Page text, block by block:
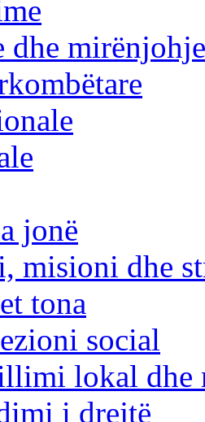
dhe mirënjohje
jonë
misioni dhe
tona
social
lokal dhe
i drejtë